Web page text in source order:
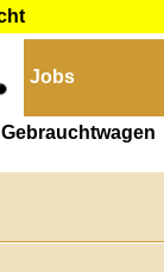
Jobs
| Gebrauchtwagen